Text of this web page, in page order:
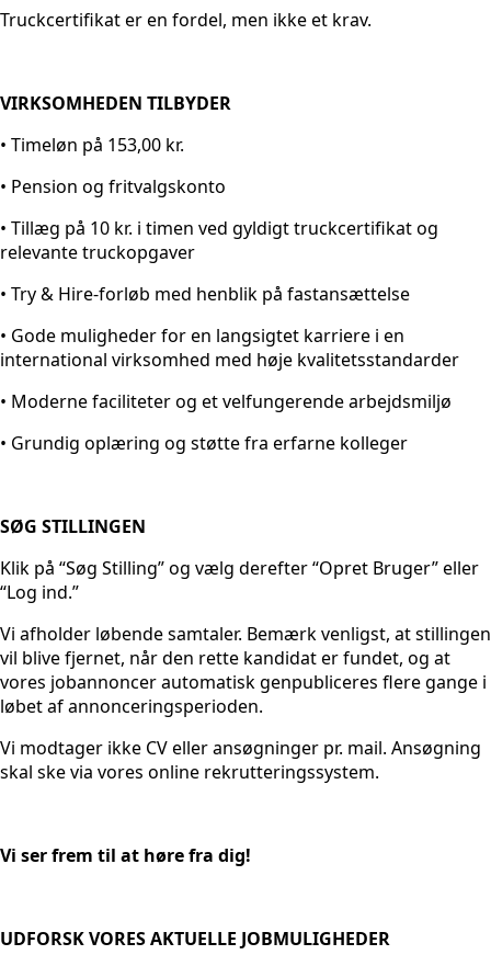
Truckcertifikat er en fordel, men ikke et krav.
VIRKSOMHEDEN TILBYDER
• Timeløn på 153,00 kr.
• Pension og fritvalgskonto
• Tillæg på 10 kr. i timen ved gyldigt truckcertifikat og
relevante truckopgaver
• Try & Hire-forløb med henblik på fastansættelse
• Gode muligheder for en langsigtet karriere i en
international virksomhed med høje kvalitetsstandarder
• Moderne faciliteter og et velfungerende arbejdsmiljø
• Grundig oplæring og støtte fra erfarne kolleger
SØG STILLINGEN
Klik på “Søg Stilling” og vælg derefter “Opret Bruger” eller
“Log ind.”
Vi afholder løbende samtaler. Bemærk venligst, at stillingen
vil blive fjernet, når den rette kandidat er fundet, og at
vores jobannoncer automatisk genpubliceres flere gange i
løbet af annonceringsperioden.
Vi modtager ikke CV eller ansøgninger pr. mail. Ansøgning
skal ske via vores online rekrutteringssystem.
Vi ser frem til at høre fra dig!
UDFORSK VORES AKTUELLE JOBMULIGHEDER